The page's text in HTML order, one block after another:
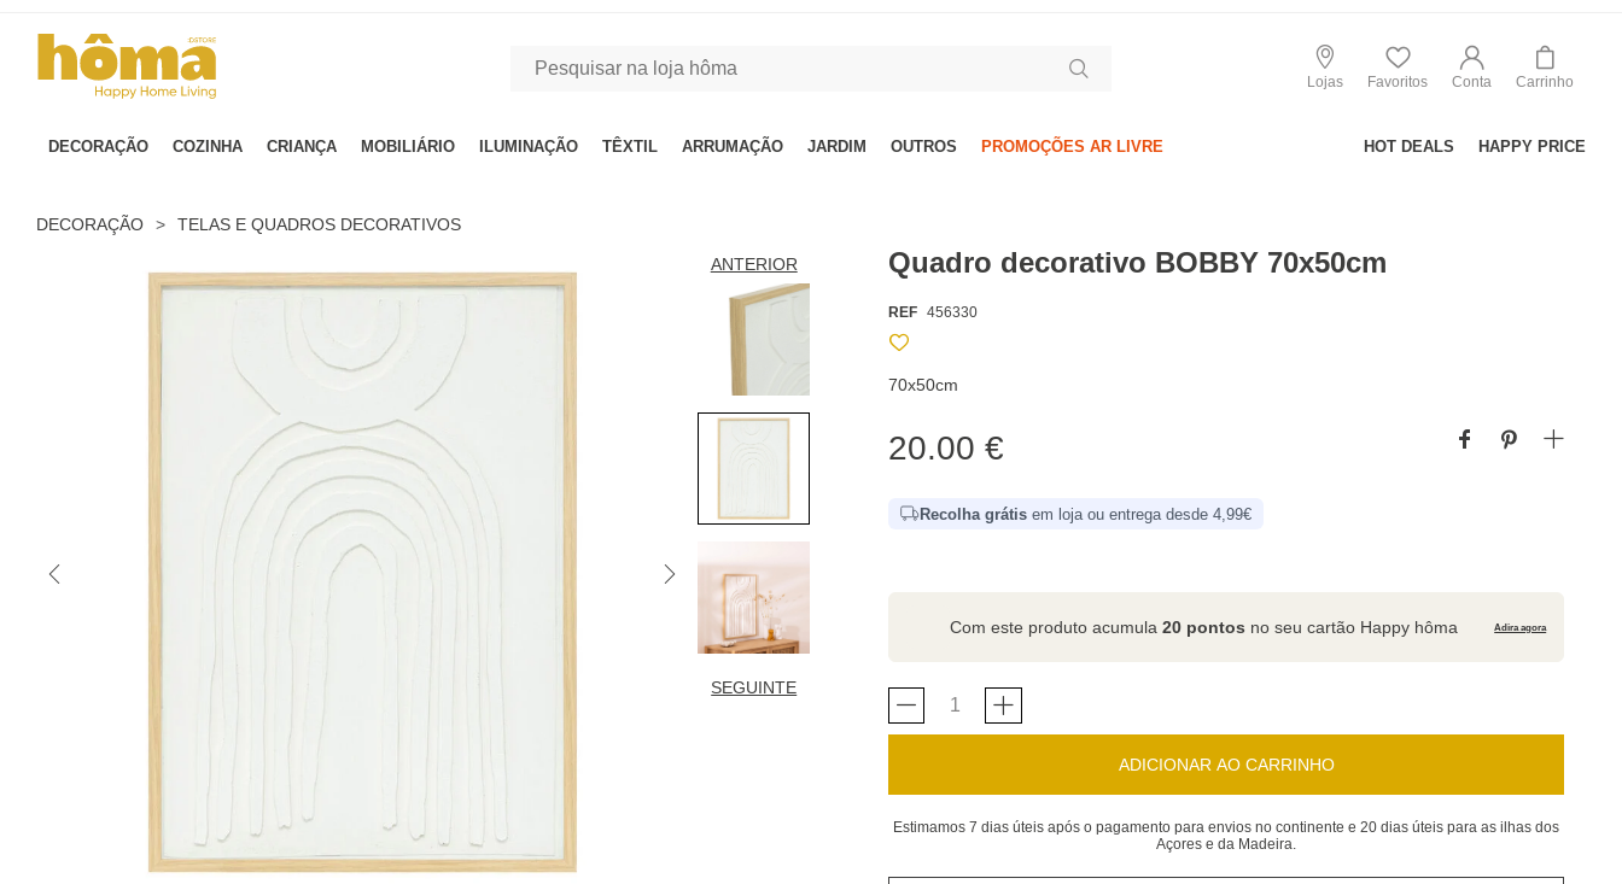
Lojas Favoritos Conta Carrinho
DECORAÇÃO COZINHA CRIANÇA MOBILIÁRIO ILUMINAÇÃO TÊXTIL ARRUMAÇÃO JARDIM OUTROS PROMOÇÕES AR LIVRE HOT DEALS HAPPY PRICE
DECORAÇÃO > TELAS E QUADROS DECORATIVOS
ANTERIOR
SEGUINTE
Quadro decorativo BOBBY 70x50cm
REF 456330
70x50cm
20.00 €
Recolha grátis em loja ou entrega desde 4,99€
Com este produto acumula20 pontos no seu cartão Happy hôma Adira agora
ADICIONAR AO CARRINHO
Estimamos 7 dias úteis após o pagamento para envios no continente e 20 dias úteis para as ilhas dos
Açores e da Madeira.